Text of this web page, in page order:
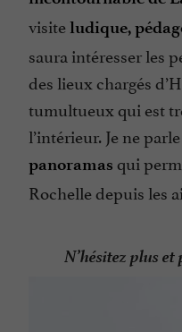
visiteludique,
saura intéresser les
des lieux chargés
tumultueux qui est
l’intérieur. Je ne
panoramas qui
Rochelle depuis les
N’hésitez plus